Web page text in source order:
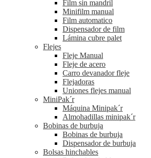
Film sin mandril
Minifilm manual
Film automatico
Dispensador de film
Lámina cubre palet
Flejes
Fleje Manual
Fleje de acero
Carro devanador fleje
Flejadoras
Uniones flejes manual
MiniPak´r
Máquina Minipak´r
Almohadillas minipak´r
Bobinas de burbuja
Bobinas de burbuja
Dispensador de burbuja
Bolsas hinchables